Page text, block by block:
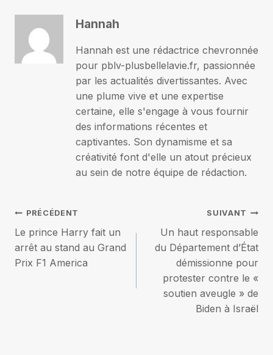
Hannah
Hannah est une rédactrice chevronnée
pour pblv-plusbellelavie.fr, passionnée
par les actualités divertissantes. Avec
une plume vive et une expertise
certaine, elle s'engage à vous fournir
des informations récentes et
captivantes. Son dynamisme et sa
créativité font d'elle un atout précieux
au sein de notre équipe de rédaction.
Navigation
de
PRÉCÉDENT
Le prince Harry fait un
arrêt au stand au Grand
Prix F1 America
SUIVANT
Un haut responsable
du Département d’État
démissionne pour
protester contre le «
soutien aveugle » de
Biden à Israël